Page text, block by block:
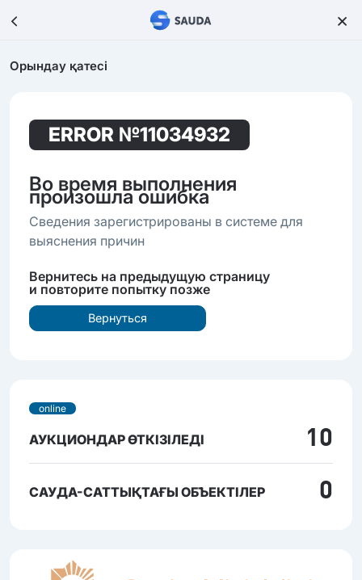
Орындау қатесі
ERROR №11034932
Во время выполнения
произошла ошибка
Сведения зарегистрированы в системе для
выяснения причин
Вернитесь на предыдущую страницу
и повторите попытку позже
Вернуться
online
АУКЦИОНДАР ӨТКІЗІЛЕДІ 10
САУДА-САТТЫҚТАҒЫ ОБЪЕКТІЛЕР 0